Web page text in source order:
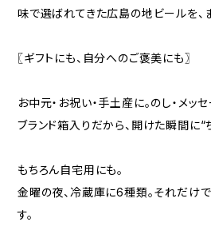
味で選ばれてきた広島の地ビールを、
〖ギフトにも、自分へのご褒美にも〗
お中元・お祝い・手土産に。のし・メッ
ブランド箱入りだから、開けた瞬間に“
もちろん自宅用にも。
金曜の夜、冷蔵庫に6種類。それだけ
す。